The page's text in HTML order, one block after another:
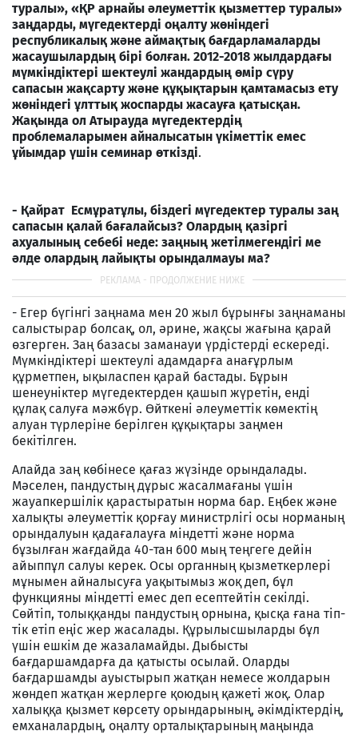
туралы», «ҚР арнайы әлеуметтік қызметтер туралы»
заңдарды, мүгедектерді оңалту жөніндегі
республикалық және аймақтық бағдарламаларды
жасаушылардың бірі болған. 2012-2018 жылдардағы
мүмкіндіктері шектеулі жандардың өмір сүру
сапасын жақсарту және құқықтарын қамтамасыз ету
жөніндегі ұлттық жоспарды жасауға қатысқан.
Жақында ол Атырауда мүгедектердің
проблемаларымен айналысатын үкіметтік емес
ұйымдар үшін семинар өткізді.
- Қайрат Есмұратұлы, біздегі мүгедектер туралы заң
сапасын қалай бағалайсыз? Олардың қазіргі
ахуалының себебі неде: заңның жетілмегендігі ме
әлде олардың лайықты орындалмауы ма?
- Егер бүгінгі заңнама мен 20 жыл бұрынғы заңнаманы
салыстырар болсақ, ол, әрине, жақсы жағына қарай
өзгерген. Заң базасы заманауи үрдістерді ескереді.
Мүмкіндіктері шектеулі адамдарға анағұрлым
құрметпен, ықыласпен қарай бастады. Бұрын
шенеуніктер мүгедектерден қашып жүретін, енді
құлақ салуға мәжбүр. Өйткені әлеуметтік көмектің
алуан түрлеріне берілген құқықтары заңмен
бекітілген.
Алайда заң көбінесе қағаз жүзінде орындалады.
Мәселен, пандустың дұрыс жасалмағаны үшін
жауапкершілік қарастыратын норма бар. Еңбек және
халықты әлеуметтік қорғау министрлігі осы норманың
орындалуын қадағалауға міндетті және норма
бұзылған жағдайда 40-тан 600 мың теңгеге дейін
айыппұл салуы керек. Осы органның қызметкерлері
мұнымен айналысуға уақытымыз жоқ деп, бұл
функцияны міндетті емес деп есептейтін секілді.
Сөйтіп, толыққанды пандустың орнына, қысқа ғана тіп-
тік етіп еңіс жер жасалады. Құрылысшыларды бұл
үшін ешкім де жазаламайды. Дыбысты
бағдаршамдарға да қатысты осылай. Оларды
бағдаршамды ауыстырып жатқан немесе жолдарын
жөндеп жатқан жерлерге қоюдың қажеті жоқ. Олар
халыққа қызмет көрсету орындарының, әкімдіктердің,
емханалардың, оңалту орталықтарының маңында